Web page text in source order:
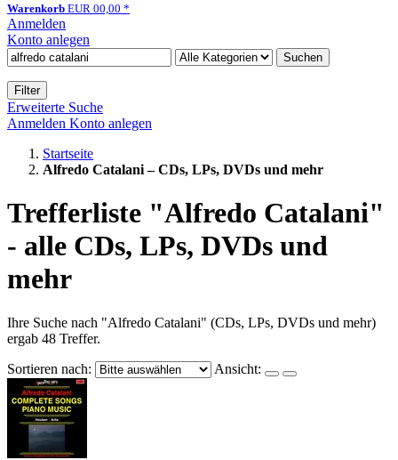
Warenkorb EUR 00,00 *
Anmelden
Konto anlegen
Suchen
Filter
Erweiterte Suche
Anmelden Konto anlegen
Startseite
Alfredo Catalani – CDs, LPs, DVDs und mehr
Trefferliste "Alfredo Catalani"
- alle CDs, LPs, DVDs und
mehr
Ihre Suche nach "Alfredo Catalani" (CDs, LPs, DVDs und mehr)
ergab 48 Treffer.
Sortieren nach:
Ansicht: